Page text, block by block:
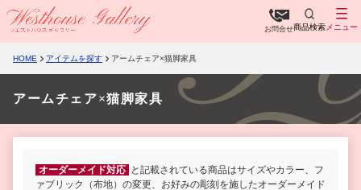
お問合せ商品検索 メニュー
HOME アイテムを探す アームチェア×猫脚家具
アームチェア×猫脚家具
オーダーメイド対応 と記載されている商品はサイズやカラー、フ
ァブリック（布地）の変更、お好みの彫刻を施したオーダーメイド